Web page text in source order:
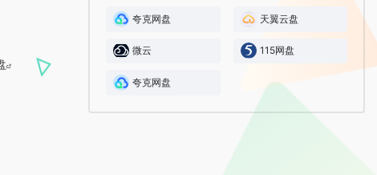
夸克网盘 天翼云盘
微云 115网盘
夸克网盘